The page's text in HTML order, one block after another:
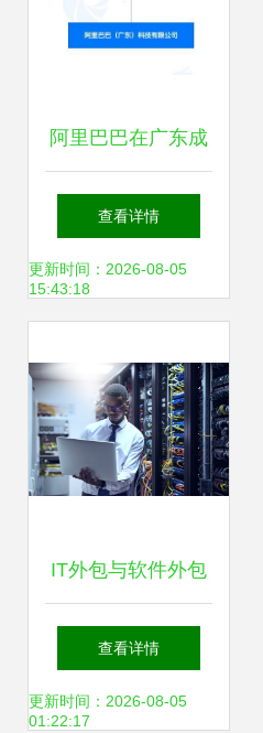
阿里巴巴在广东成
立新公司，关注区
块链技术的应用与
查看详情
更新时间：2026-08-05
15:43:18
IT外包与软件外包
服务 推动企业数字
化转型的关键动力
查看详情
更新时间：2026-08-05
01:22:17